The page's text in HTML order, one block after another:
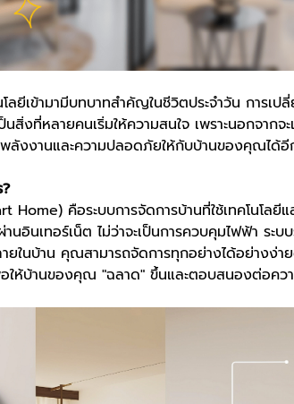
ลยีเข้ามามีบทบาทสำคัญในชีวิตประจำวัน การเ
นสิ่งที่หลายคนเริ่มให้ความสนใจ เพราะนอกจาก
พลังงานและความปลอดภัยให้กับบ้านของคุณได้
Home) คือระบบการจัดการบ้านที่ใช้เทคโนโล
านอินเทอร์เน็ต ไม่ว่าจะเป็นการควบคุมไฟฟ้า
ยในบ้าน คุณสามารถจัดการทุกอย่างได้อย่างง่า
อให้บ้านของคุณ "ฉลาด" ขึ้นและตอบสนองต่อค